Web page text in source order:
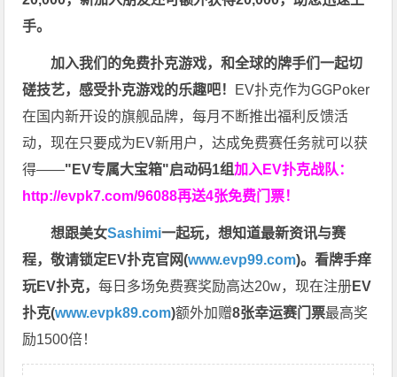
手。
加入我们的免费扑克游戏，和全球的牌手们一起切
磋技艺，感受扑克游戏的乐趣吧！ EV扑克作为GGPoker
在国内新开设的旗舰品牌，每月不断推出福利反馈活
动，现在只要成为EV新用户，达成免费赛任务就可以获
得——"EV专属大宝箱"启动码1组加入EV扑克战队：
http://evpk7.com/96088再送4张免费门票！
想跟美女Sashimi一起玩，想知道最新资讯与赛
程，敬请锁定EV扑克官网(www.evp99.com)。看牌手痒
玩EV扑克，每日多场免费赛奖励高达20w，现在注册EV
扑克(www.evpk89.com)额外加赠8张幸运赛门票最高奖
励1500倍！